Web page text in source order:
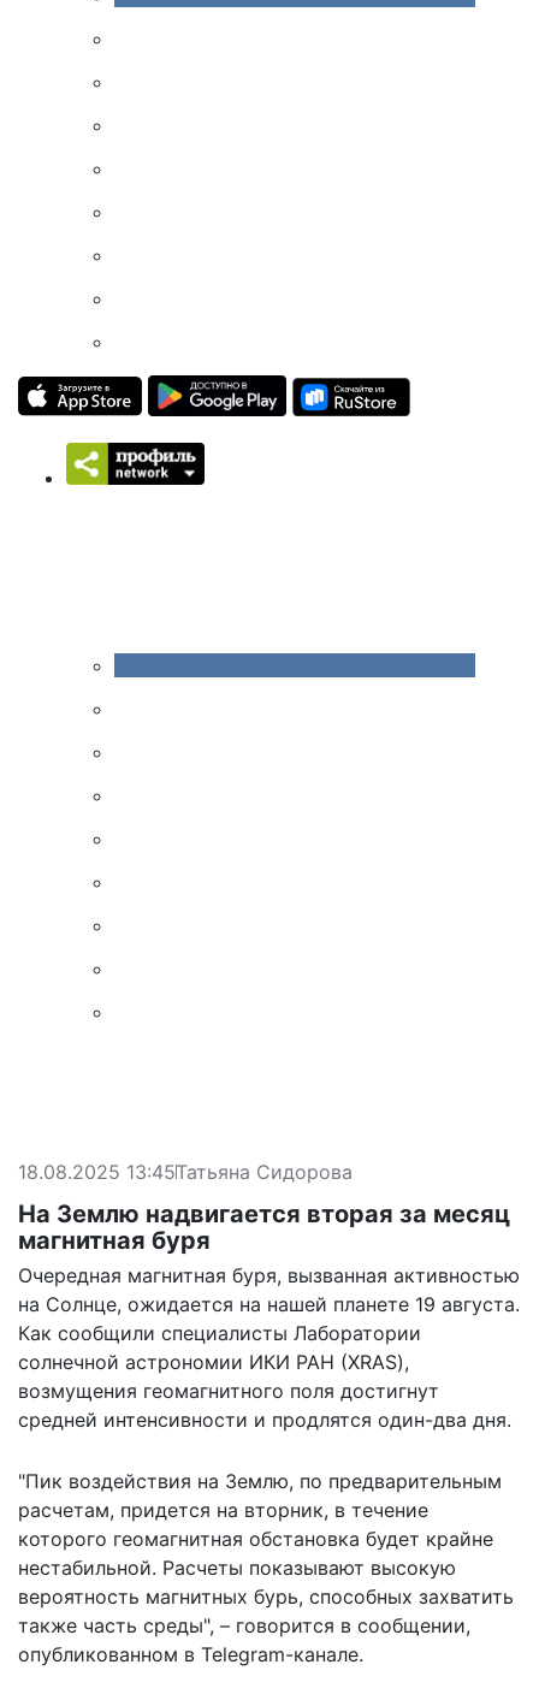
18.08.2025 13:45Татьяна Сидорова
На Землю надвигается вторая за месяц
магнитная буря
Очередная магнитная буря, вызванная активностью
на Солнце, ожидается на нашей планете 19 августа.
Как сообщили специалисты Лаборатории
солнечной астрономии ИКИ РАН (XRAS),
возмущения геомагнитного поля достигнут
средней интенсивности и продлятся один-два дня.
"Пик воздействия на Землю, по предварительным
расчетам, придется на вторник, в течение
которого геомагнитная обстановка будет крайне
нестабильной. Расчеты показывают высокую
вероятность магнитных бурь, способных захватить
также часть среды", – говорится в сообщении,
опубликованном в Telegram-канале.